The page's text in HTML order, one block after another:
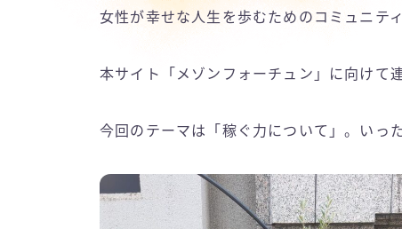
女性が幸せな人生を歩むためのコミュニテ
本サイト「メゾンフォーチュン」に向けて
今回のテーマは「稼ぐ力について」。いっ